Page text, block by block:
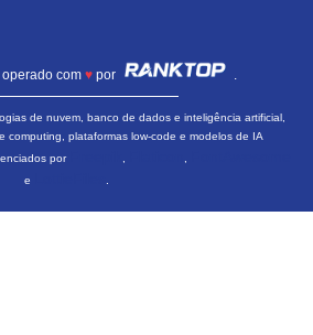
com ♥por .
de nuvem, banco de dados e inteligência artificial,
computing, plataformas low-code e modelos de IA
por
e